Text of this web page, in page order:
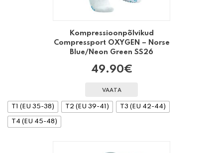
Kompressioonpõlvikud
Compressport OXYGEN – Norse
Blue/Neon Green SS26
49.90€
VAATA
T1 (EU 35-38) T2 (EU 39-41) T3 (EU 42-44)
T4 (EU 45-48)